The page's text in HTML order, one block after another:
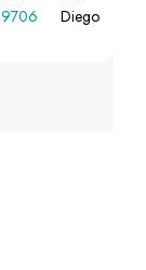
9706
Diego